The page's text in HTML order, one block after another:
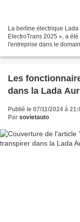
La berline électrique
ElectroTrans 2025 », a
l'entreprise dans le
Les
dans la Lada
Publié le 07/11/2024 à
Par sovietauto